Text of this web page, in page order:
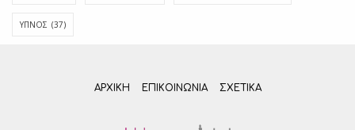
ΎΠΝΟΣ (37)
ΑΡΧΙΚΗ ΕΠΙΚΟΙΝΩΝΊΑ ΣΧΕΤΙΚΆ